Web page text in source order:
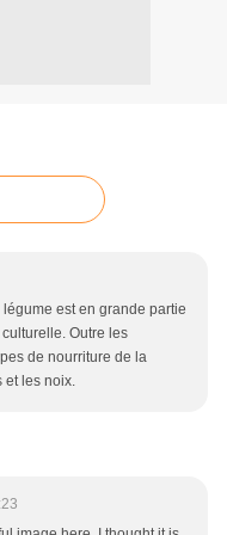
est en grande partie
Outre les
de nourriture de la
et les noix.